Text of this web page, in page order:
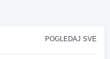
POGLEDAJ SVE